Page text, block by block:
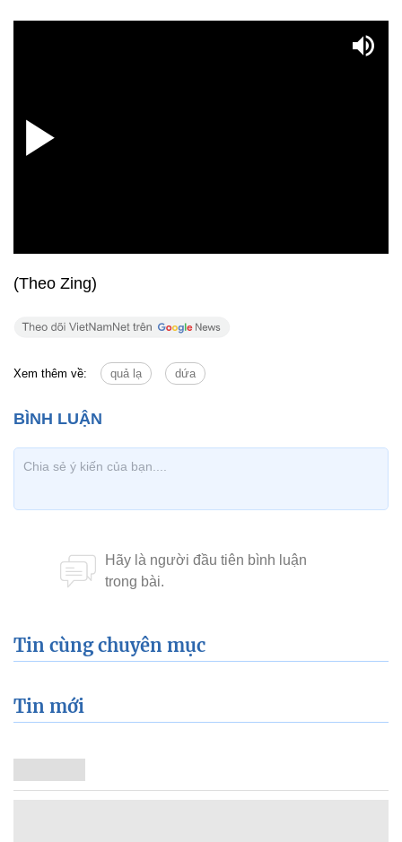
(Theo Zing)
Xem thêm về: quả lạ dứa
Tin cùng chuyên mục
Tin mới